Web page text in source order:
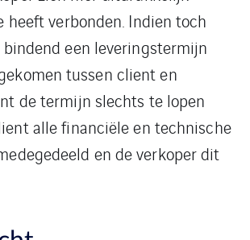
verbonden. Indien toch
een leveringstermijn
tussen client en
de termijn slechts te lopen
alle financiële en technische
en de verkoper dit